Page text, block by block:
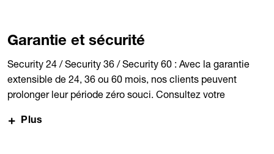
Garantie et sécurité
Security 24 / Security 36 / Security 60 : Avec la garantie
extensible de 24, 36 ou 60 mois, nos clients peuvent
prolonger leur période zéro souci. Consultez votre
Plus